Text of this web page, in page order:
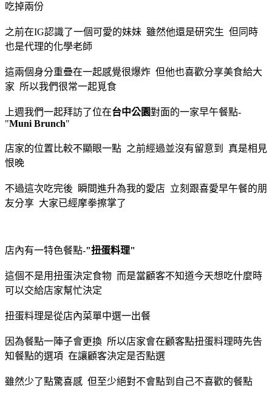
吃掉兩份
之前在IG認識了一個可愛的妹妹 雖然他還是研究生 但同時
也是代理的化學老師
這兩個身分重疊在一起感覺很爆炸 但他也喜歡分享美食給大
家 所以我們很常一起覓食
上週我們一起拜訪了位在台中公園對面的一家早午餐點-
"Muni Brunch"
店家的位置比較不顯眼一點 之前經過並沒有留意到 真是相見
恨晚
不過這次吃完後 瞬間進升為我的愛店 立刻跟喜愛早午餐的朋
友分享 大家已經摩拳擦掌了
店內有一特色餐點-"扭蛋料理"
這個不是用扭蛋決定食物 而是當顧客不知道今天想吃什麼時
可以交給店家幫忙決定
扭蛋料理是從店內菜單中選一出餐
因為餐點一陣子會更換 所以店家會在顧客點扭蛋料理時先告
知餐點的選項 在讓顧客決定是否點選
雖然少了點驚喜感 但至少絕對不會點到自己不喜歡的餐點